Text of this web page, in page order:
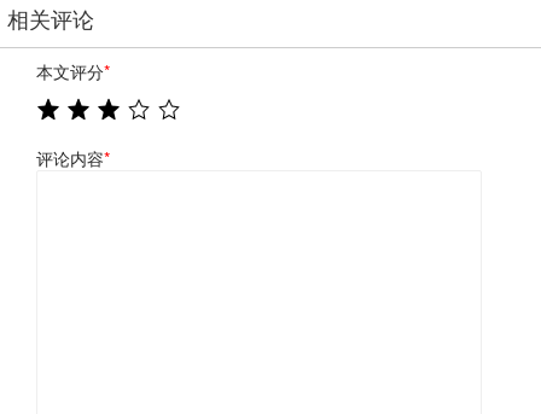
相关评论
本文评分*
评论内容*